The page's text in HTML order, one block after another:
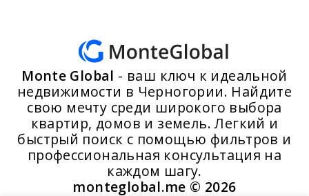
Monte Global - ваш ключ к идеальной
недвижимости в Черногории. Найдите
свою мечту среди широкого выбора
квартир, домов и земель. Легкий и
быстрый поиск с помощью фильтров и
профессиональная консультация на
каждом шагу.
monteglobal.me © 2026